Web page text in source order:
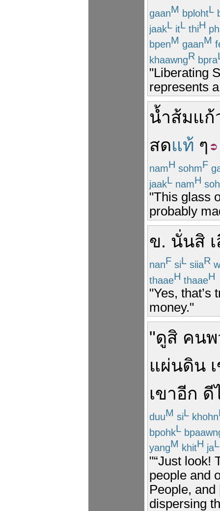
gaanM bplohtL
jaakL itL thiH
bpenM gaanM
khaawngR bpra
"Liberating
represents
น้ำส้มแก้
สดแท้ ๆ
namH sohmF
jaakL namH
"This glass
probably
ข. นั่นสิ
nanF siL siiaR
thaaeH thaaeH
"Yes, that’s
money."
"ดูสิ คน
แผ่นดิน
เขาอีก ดี
duuM siL khohn
bpohkL
yangM khitH jaL
"“Just look!
people and
People,
dispersing